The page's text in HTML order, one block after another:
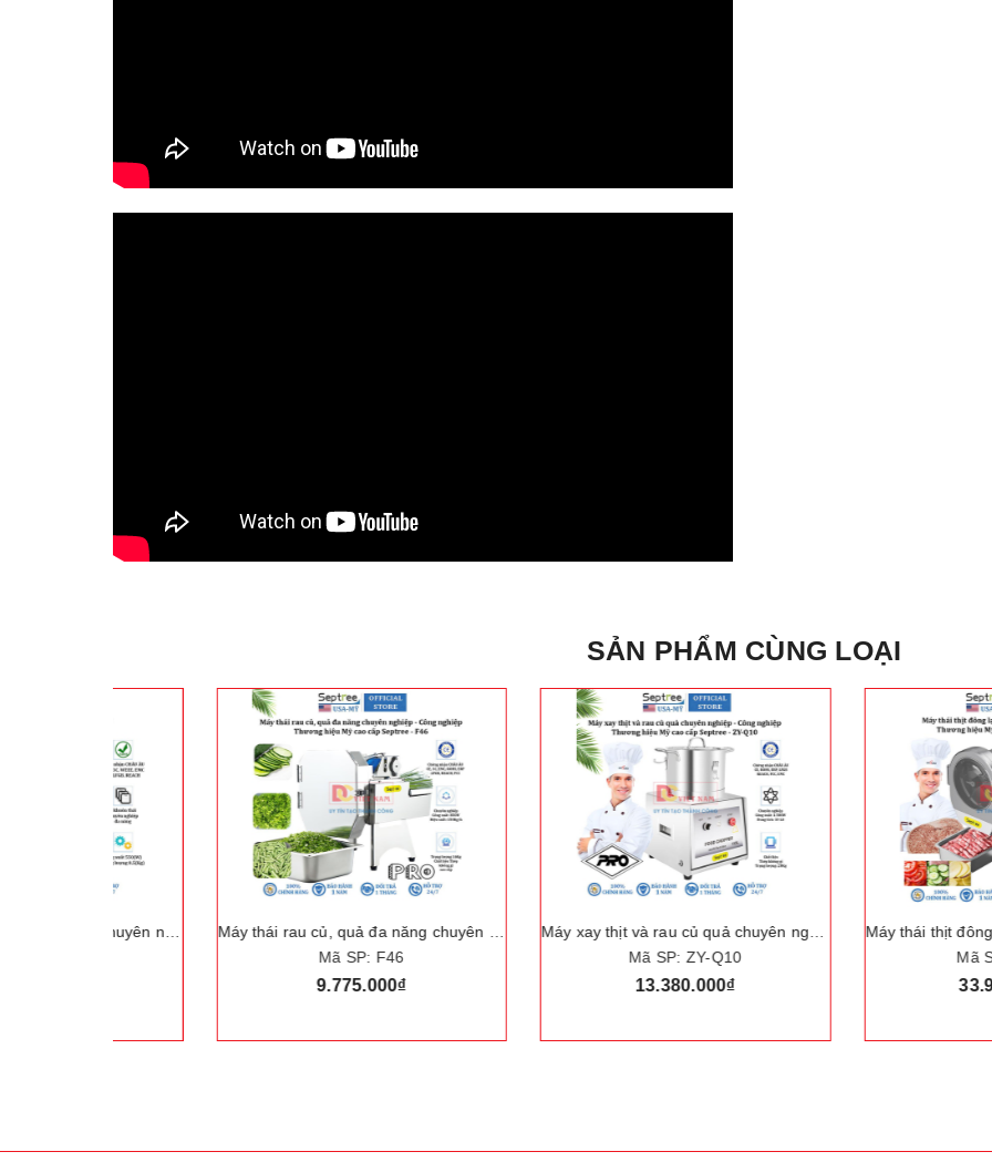
SẢN PHẨM CÙNG LOẠI
Máy thái rau củ, quả đa năng chuyên nghiệp - Dòng công nghiệp. Thương hiệu Mỹ cao cấp Septree - F46
Máy xay thịt và rau củ quả chuyên nghiệp, dùng cho kinh doanh, nhà hàng, khách sạn - Dòng máy công nghiệp. Thương hiệu Mỹ cao cấp Septree - ZY-Q10
Mã SP: ZY-Q10
Mã SP: GJ810